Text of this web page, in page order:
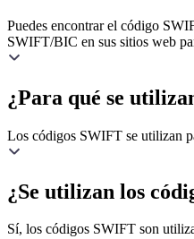
Puedes encontrar el código
SWIFT/BIC en sus sitios web
¿Para qué se
Los códigos SWIFT se utilizan
¿Se utilizan los
Sí, los códigos SWIFT son